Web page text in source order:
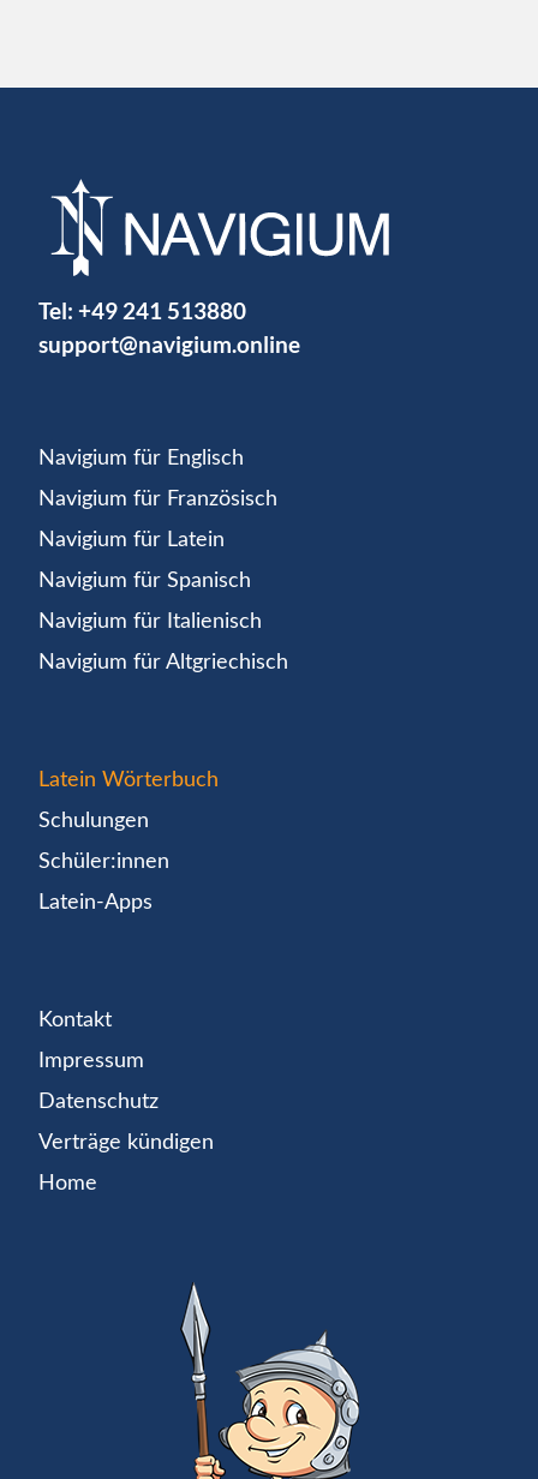
Tel: +49 241 513880
support@navigium.online
Navigium für Englisch
Navigium für Französisch
Navigium für Latein
Navigium für Spanisch
Navigium für Italienisch
Navigium für Altgriechisch
Latein Wörterbuch
Schulungen
Schüler:innen
Latein-Apps
Kontakt
Impressum
Datenschutz
Verträge kündigen
Home